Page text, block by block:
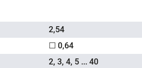
2,54
☐ 0,64
2, 3, 4, 5 ... 40